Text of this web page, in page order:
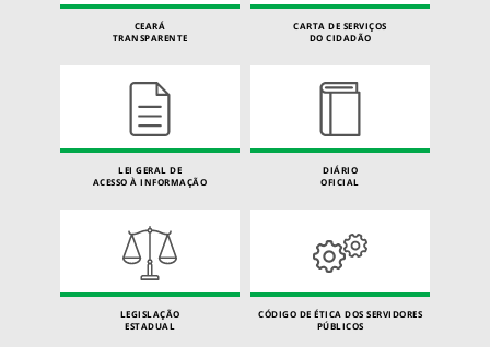
CEARÁ
TRANSPARENTE
CARTA DE SERVIÇOS
DO CIDADÃO
LEI GERAL DE
ACESSO À INFORMAÇÃO
DIÁRIO
OFICIAL
LEGISLAÇÃO
ESTADUAL
CÓDIGO DE ÉTICA DOS SERVIDORES
PÚBLICOS